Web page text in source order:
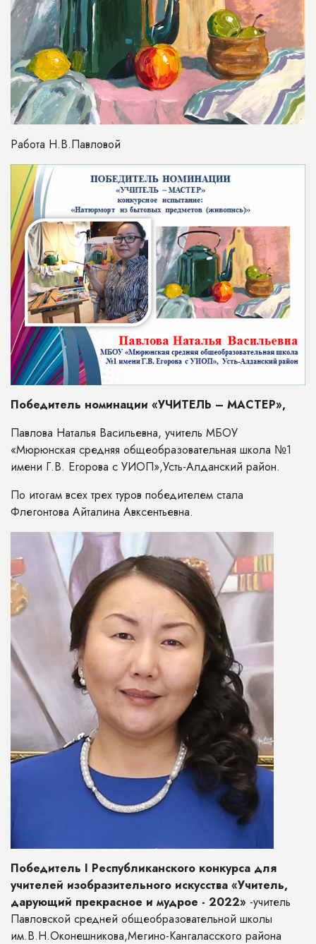
Работа Н.В.Павловой
Победитель номинации «УЧИТЕЛЬ – МАСТЕР»,
Павлова Наталья Васильевна, учитель МБОУ
«Мюрюнская средняя общеобразовательная школа №1
имени Г.В. Егорова с УИОП»,Усть-Алданский район.
По итогам всех трех туров победителем стала
Флегонтова Айталина Авксентьевна.
Победитель I Республиканского конкурса для
учителей изобразительного искусства «Учитель,
дарующий прекрасное и мудрое - 2022» -учитель
Павловской средней общеобразовательной школы
им.В.Н.Оконешникова,Мегино-Кангаласского района